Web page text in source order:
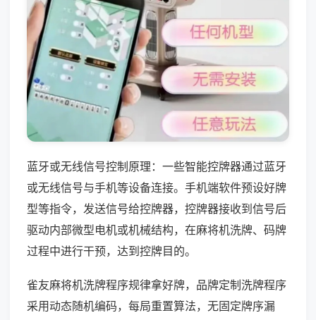
蓝牙或无线信号控制原理：一些智能控牌器通过蓝牙
或无线信号与手机等设备连接。手机端软件预设好牌
型等指令，发送信号给控牌器，控牌器接收到信号后
驱动内部微型电机或机械结构，在麻将机洗牌、码牌
过程中进行干预，达到控牌目的。
雀友麻将机洗牌程序规律拿好牌，品牌定制洗牌程序
采用动态随机编码，每局重置算法，无固定牌序漏